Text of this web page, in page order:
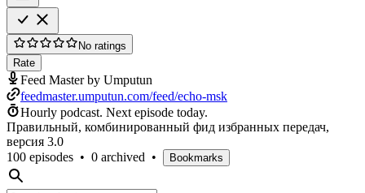
No ratings
Rate
Feed Master by Umputun
feedmaster.umputun.com/feed/echo-msk
Hourly podcast. Next episode today.
Правильный, комбинированный фид избранных передач,
версия 3.0
100 episodes • 0 archived • Bookmarks